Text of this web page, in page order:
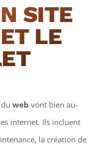
SITE
LE
web vont bien au-
internet. Ils incluent
la création de